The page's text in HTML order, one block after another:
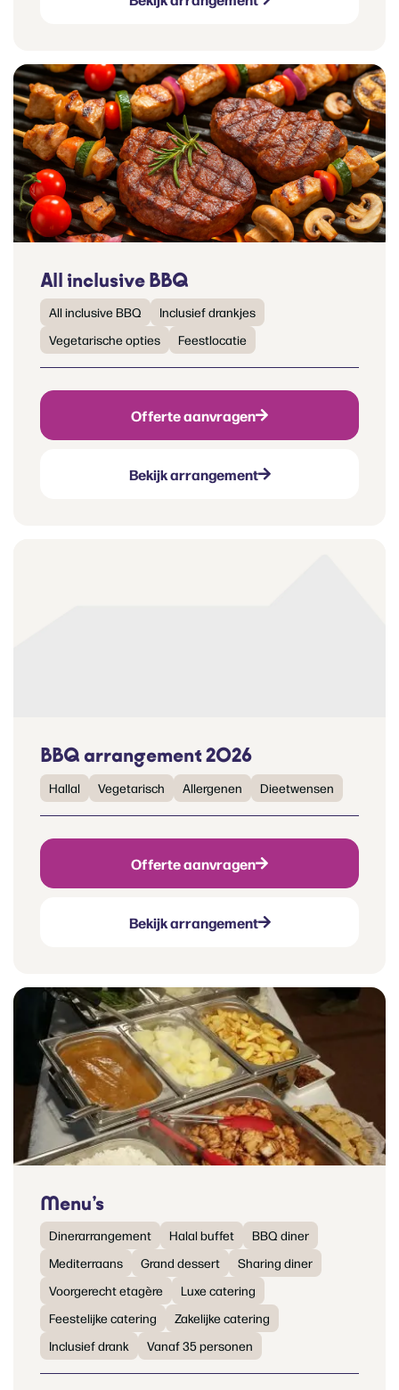
All inclusive BBQ
All inclusive BBQ
Inclusief drankjes
Vegetarische opties
Feestlocatie
Offerte aanvragen
Bekijk arrangement
BBQ arrangement 2026
Hallal Vegetarisch Allergenen Dieetwensen
Offerte aanvragen
Bekijk arrangement
Menu’s
Dinerarrangement Halal buffet
BBQ diner
Mediterraans
Grand dessert
Sharing diner
Voorgerecht etagère
Luxe catering
Feestelijke catering
Zakelijke catering
Inclusief drank
Vanaf 35 personen